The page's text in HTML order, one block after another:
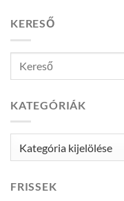
KERESŐ
KATEGÓRIÁK
FRISSEK